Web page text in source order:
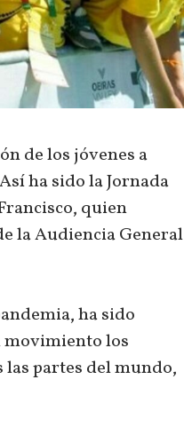
de los jóvenes a
ha sido la Jornada
quien
la Audiencia General
ha sido
movimiento los
las partes del mundo,